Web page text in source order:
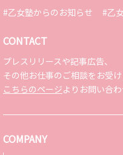
#乙女塾からのお知らせ #乙
CONTACT
プレスリリースや記事広告、
その他お仕事のご相談をお受け
こちらのページよりお問い合わ
COMPANY